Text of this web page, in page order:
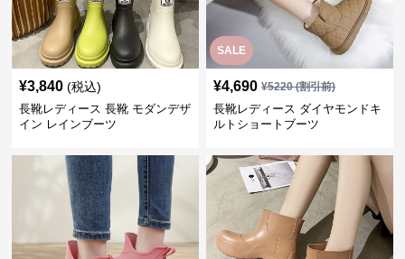
¥3,840 (税込)
長靴レディース 長靴 モダンデザ
イン レインブーツ
SALE
¥4,690 ¥5220(割引前)
長靴レディース ダイヤモンドキ
ルトショートブーツ